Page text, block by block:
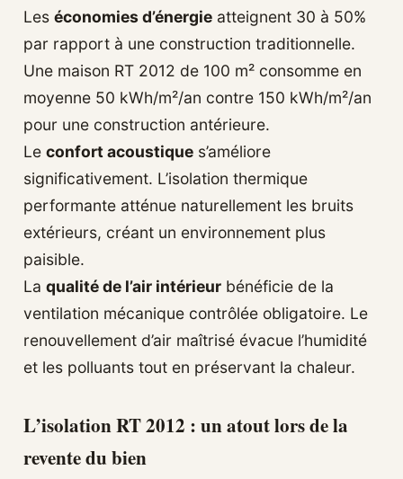
Les économies d’énergie atteignent 30 à 50%
par rapport à une construction traditionnelle.
Une maison RT 2012 de 100 m² consomme en
moyenne 50 kWh/m²/an contre 150 kWh/m²/an
pour une construction antérieure.
Le confort acoustique s’améliore
significativement. L’isolation thermique
performante atténue naturellement les bruits
extérieurs, créant un environnement plus
paisible.
La qualité de l’air intérieur bénéficie de la
ventilation mécanique contrôlée obligatoire. Le
renouvellement d’air maîtrisé évacue l’humidité
et les polluants tout en préservant la chaleur.
L’isolation RT 2012 : un atout lors de la
revente du bien